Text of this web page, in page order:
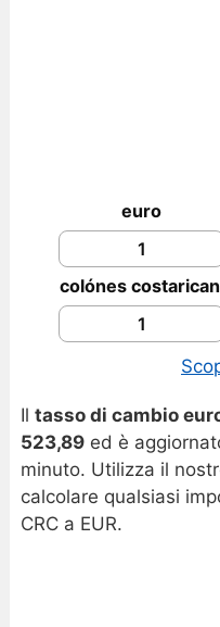
euro
colónes
Cambio
Grafico
Il tasso di cambio
523,89ed è
minuto. Utilizza il
calcolare qualsiasi
CRC a EUR.